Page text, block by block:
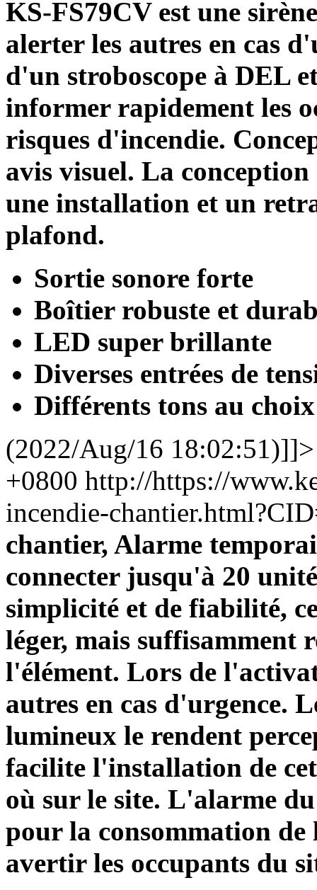
KS-FS79CV est une
alerter les autres en cas
d'un stroboscope à DEL
informer rapidement les
risques d'incendie.
avis visuel. La conception
une installation et un
plafond.
Sortie sonore forte
Boîtier robuste et
LED super brillante
Diverses entrées de
Différents tons au choix
(2022/Aug/16 18:02:51)]]>
+0800 http://https://
incendie-
chantier, Alarme
connecter jusqu'à 20
simplicité et de fiabilité,
léger, mais suffisamment
l'élément. Lors de
autres en cas d'urgence.
lumineux le rendent
facilite l'installation de
où sur le site. L'alarme
pour la consommation
avertir les occupants du